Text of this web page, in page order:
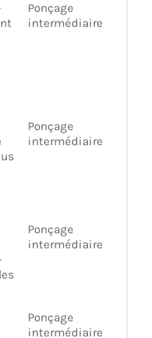
Ponçage
intermédiaire
Ponçage
intermédiaire
Ponçage
intermédiaire
Ponçage
intermédiaire